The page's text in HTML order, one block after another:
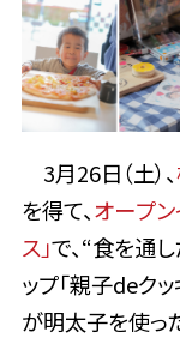
3月26日（土）、
を得て、オープン
ス」で、“食を通
ップ「親子deク
が明太子を使っ